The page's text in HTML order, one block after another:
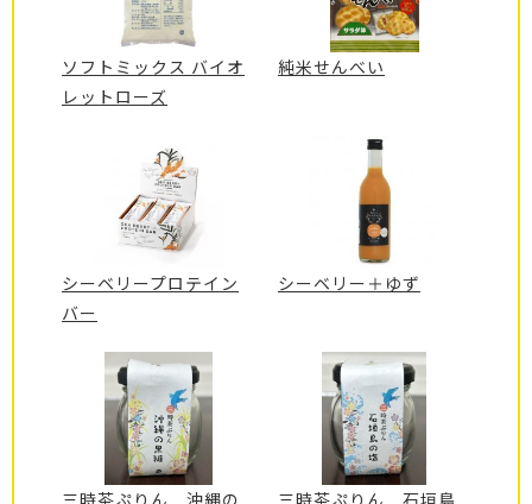
ソフトミックス バイオ
レットローズ
純米せんべい
シーベリープロテイン
バー
シーベリー＋ゆず